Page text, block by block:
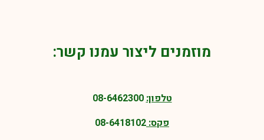
מוזמנים ליצור עמנו קשר:
טלפון:08-6462300
פקס:08-6418102